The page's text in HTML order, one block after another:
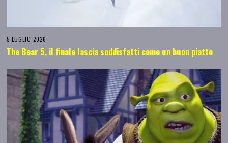
5 LUGLIO 2026
The Bear 5, il finale lascia soddisfatti come un buon piatto